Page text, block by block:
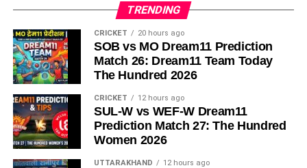
TRENDING
CRICKET 20 hours ago
SOB vs MO Dream11 Prediction
Match 26: Dream11 Team Today
The Hundred 2026
CRICKET 12 hours ago
SUL-W vs WEF-W Dream11
Prediction Match 27: The Hundred
Women 2026
UTTARAKHAND 12 hours ago